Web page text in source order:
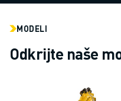
LETALSKA INDUSTRIJA
ELEKTRONIKA
MODELI
Odkrijte naše